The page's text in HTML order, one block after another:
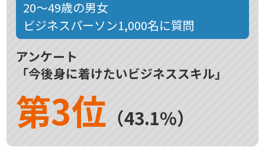
20～49歳の男女
ビジネスパーソン1,000名に質問
アンケート
「今後身に着けたいビジネススキル」
第3位 （43.1%）